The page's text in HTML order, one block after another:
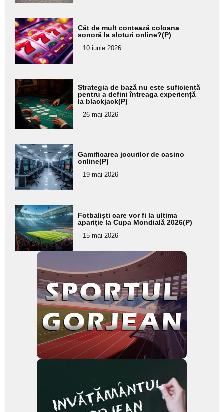
Adaugă
aici textul
pentru
subtitlu
Cât de mult contează coloana
sonoră la sloturi online?(P)
10 iunie 2026
Adaugă
aici textul
pentru
subtitlu
Strategia de bază nu este suficientă
pentru a defini întreaga experiență
la blackjack(P)
26 mai 2026
Adaugă
aici textul
pentru
subtitlu
Gamificarea jocurilor de casino
online(P)
19 mai 2026
Adaugă
aici textul
pentru
subtitlu
Fotbaliști care vor fi la ultima
apariție la Cupa Mondială 2026(P)
15 mai 2026